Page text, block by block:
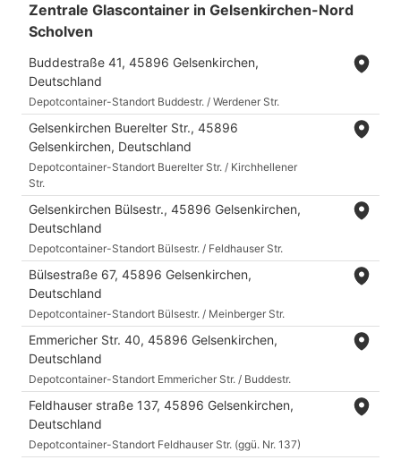
Zentrale Glascontainer in Gelsenkirchen-Nord
Scholven
Buddestraße 41, 45896 Gelsenkirchen,
Deutschland
Depotcontainer-Standort Buddestr. / Werdener Str.
Gelsenkirchen Buerelter Str., 45896
Gelsenkirchen, Deutschland
Depotcontainer-Standort Buerelter Str. / Kirchhellener
Str.
Gelsenkirchen Bülsestr., 45896 Gelsenkirchen,
Deutschland
Depotcontainer-Standort Bülsestr. / Feldhauser Str.
Bülsestraße 67, 45896 Gelsenkirchen,
Deutschland
Depotcontainer-Standort Bülsestr. / Meinberger Str.
Emmericher Str. 40, 45896 Gelsenkirchen,
Deutschland
Depotcontainer-Standort Emmericher Str. / Buddestr.
Feldhauser straße 137, 45896 Gelsenkirchen,
Deutschland
Depotcontainer-Standort Feldhauser Str. (ggü. Nr. 137)